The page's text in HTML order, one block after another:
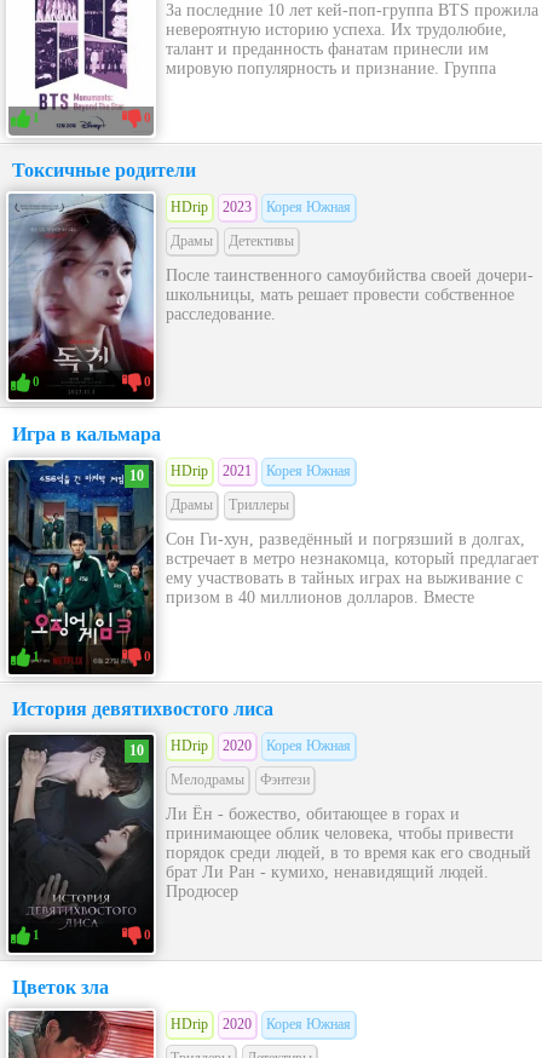
1 0
За последние 10 лет кей-поп-группа BTS прожила
невероятную историю успеха. Их трудолюбие,
талант и преданность фанатам принесли им
мировую популярность и признание. Группа
Токсичные родители
0 0
HDrip 2023
Корея Южная
Драмы
Детективы
После таинственного самоубийства своей дочери-
школьницы, мать решает провести собственное
расследование.
Игра в кальмара
10
1 0
HDrip 2021
Корея Южная
Драмы
Триллеры
Сон Ги-хун, разведённый и погрязший в долгах,
встречает в метро незнакомца, который предлагает
ему участвовать в тайных играх на выживание с
призом в 40 миллионов долларов. Вместе
История девятихвостого лиса
10
1 0
HDrip 2020
Корея Южная
Мелодрамы
Фэнтези
Ли Ён - божество, обитающее в горах и
принимающее облик человека, чтобы привести
порядок среди людей, в то время как его сводный
брат Ли Ран - кумихо, ненавидящий людей.
Продюсер
Цветок зла
HDrip 2020
Корея Южная